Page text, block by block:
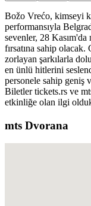
Božo Vrećo, kimseyi
performansıyla
sevenler, 28 Kasım'da
fırsatına sahip olacak.
zorlayan şarkılarla
en ünlü hitlerini
personele sahip geniş
Biletler tickets.rs ve
etkinliğe olan ilgi
mts Dvorana